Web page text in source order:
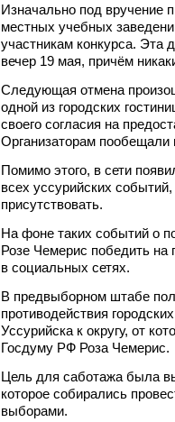
Изначально под вручение
местных учебных
участникам конкурса. Эта
вечер 19 мая, причём
Следующая отмена
одной из городских
своего согласия на
Организаторам пообещали
Помимо этого, в сети
всех уссурийских
присутствовать.
На фоне таких событий о
Розе Чемерис победить на
в социальных сетях.
В предвыборном штабе
противодействия
Уссурийска к округу, от
Госдуму РФ Роза Чемерис.
Цель для саботажа была
которое собирались
выборами.